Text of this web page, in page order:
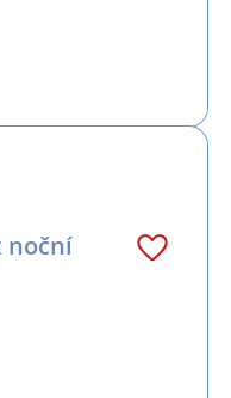
noční